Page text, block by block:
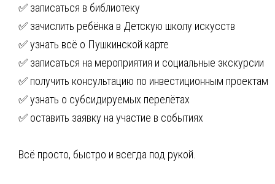
✅ записаться в библиотеку
✅ зачислить ребёнка в Детскую школу искусств
✅ узнать всё о Пушкинской карте
✅ записаться на мероприятия и социальные экскурсии
✅ получить консультацию по инвестиционным проектам
✅ узнать о субсидируемых перелётах
✅ оставить заявку на участие в событиях
Всё просто, быстро и всегда под рукой.